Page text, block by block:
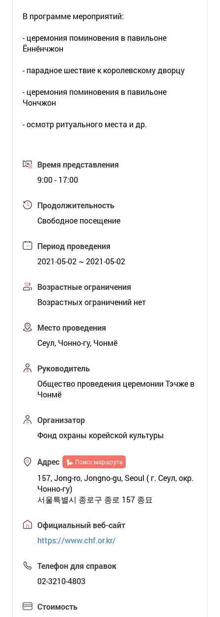
В программе мероприятий:
- церемония поминовения в павильоне
Ённёнчжон
- парадное шествие к королевскому дворцу
- церемония поминовения в павильоне
Чончжон
- осмотр ритуального места и др.
Время представления
9:00 - 17:00
Продолжительность
Свободное посещение
Период проведения
2021-05-02 ~ 2021-05-02
Возрастные ограничения
Возрастных ограничений нет
Место проведения
Сеул, Чонно-гу, Чонмё
Руководитель
Общество проведения церемонии Тэчже в
Чонмё
Организатор
Фонд охраны корейской культуры
Адрес Поиск маршрута
157, Jong-ro, Jongno-gu, Seoul ( г. Сеул, окр.
Чонно-гу)
서울특별시 종로구 종로 157 종묘
Официальный веб-сайт
https://www.chf.or.kr/
Телефон для справок
02-3210-4803
Стоимость